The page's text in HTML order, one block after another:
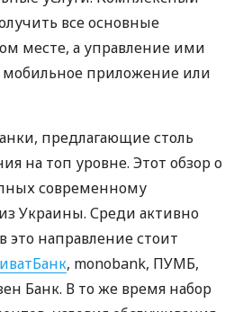
все основные
месте, а управление ими
мобильное приложение или
предлагающие столь
на топ уровне. Этот обзор о
современному
Украины. Среди активно
это направление стоит
, monobank, ПУМБ,
Банк. В то же время набор